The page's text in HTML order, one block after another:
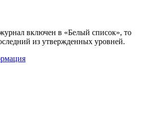
включен в «Белый список», то
из утвержденных уровней.